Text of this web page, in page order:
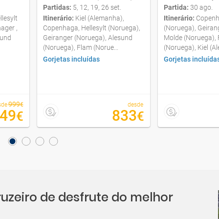
,
999€
€
Partidas: 5, 12, 19, 26 set.
Itinerário: Kiel (Alemanha),
Copenhaga, Hellesylt (Noruega),
Geiranger (Noruega), Alesund
(Noruega), Flam (Norue...
Gorjetas incluídas
desde
833€
Partida: 30 ago.
Itinerário:
(Noruega),
Molde (Noruega),
(Noruega), Kiel
Gorjetas
de desfrute do melhor